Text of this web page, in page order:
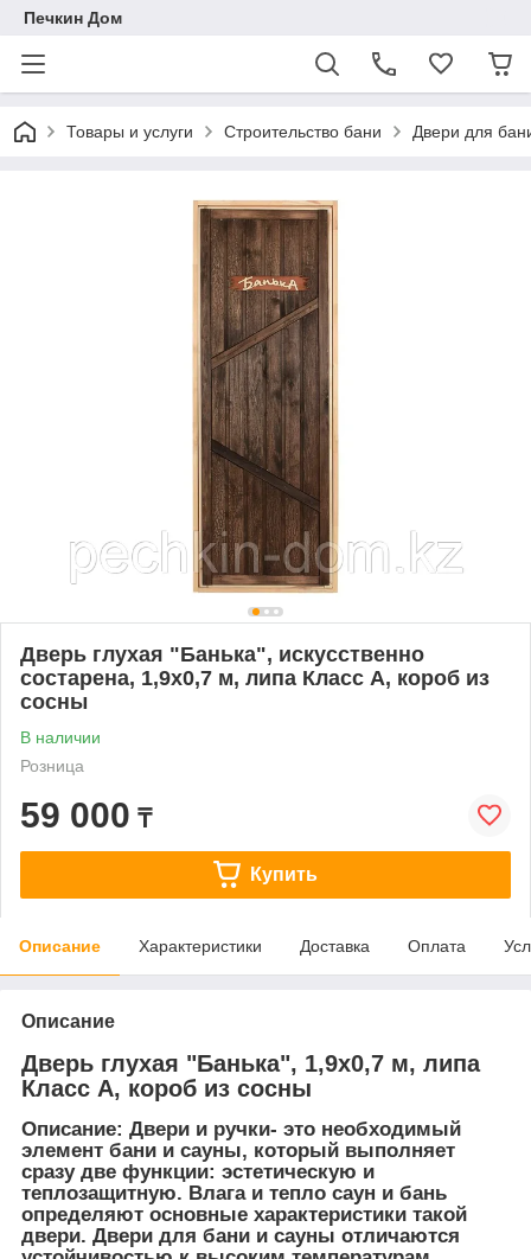
Печкин Дом
Товары и услуги Строительство бани Двери для
Дверь глухая "Банька", искусственно
состарена, 1,9х0,7 м, липа Класс А, короб из
сосны
В наличии
Розница
59 000 ₸
Купить
Описание Характеристики Доставка Оплата
Описание
Дверь глухая "Банька", 1,9х0,7 м, липа
Класс А, короб из сосны
Описание: Двери и ручки- это необходимый
элемент бани и сауны, который выполняет
сразу две функции: эстетическую и
теплозащитную. Влага и тепло саун и бань
определяют основные характеристики такой
двери. Двери для бани и сауны отличаются